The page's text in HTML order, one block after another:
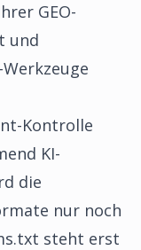
GEO-
und
Kontrolle
KI-
die
nur noch
steht erst